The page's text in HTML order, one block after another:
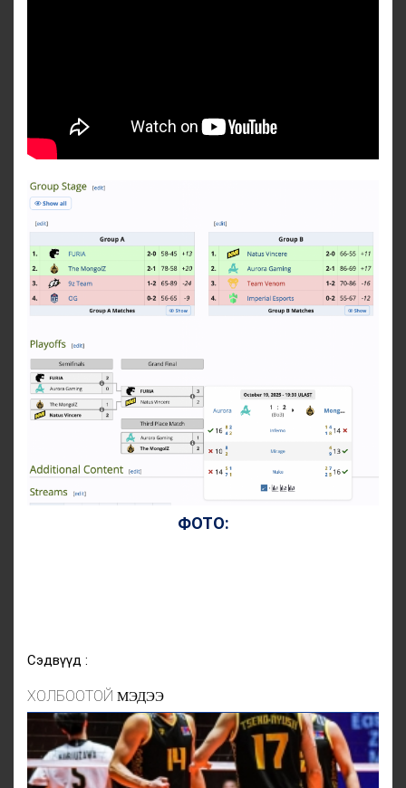
ФОТО:
Сэдвүүд :
ХОЛБООТОЙ МЭДЭЭ